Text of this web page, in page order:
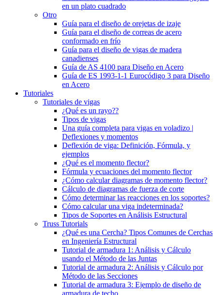
en un plato cuadrado
Otro
Guía para el diseño de orejetas de izaje
Guía para el diseño de correas de acero
conformado en frío
Guía para el diseño de vigas de madera
canadienses
Guía de AS 4100 para Diseño en Acero
Guía de ES 1993-1-1 Eurocódigo 3 para Diseño
en Acero
Tutoriales
Tutoriales de vigas
¿Qué es un rayo??
Tipos de vigas
Una guía completa para vigas en voladizo |
Deflexiones y momentos
Deflexión de viga: Definición, Fórmula, y
ejemplos
¿Qué es el momento flector?
Fórmula y ecuaciones del momento flector
¿Cómo calcular diagramas de momento flector?
Cálculo de diagramas de fuerza de corte
Cómo determinar las reacciones en los soportes?
Cómo calcular una viga indeterminada?
Tipos de Soportes en Análisis Estructural
Truss Tutorials
¿Qué es una Cercha? Tipos Comunes de Cerchas
en Ingeniería Estructural
Tutorial de armadura 1: Análisis y Cálculo
usando el Método de las Juntas
Tutorial de armadura 2: Análisis y Cálculo por
Método de las Secciones
Tutorial de armadura 3: Ejemplo de diseño de